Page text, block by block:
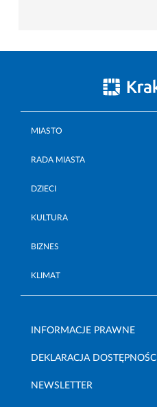
MIASTO
RADA MIASTA
DZIECI
KULTURA
BIZNES
KLIMAT
INFORMACJE PRAWNE
DEKLARACJA DOSTĘPNOŚCI
NEWSLETTER